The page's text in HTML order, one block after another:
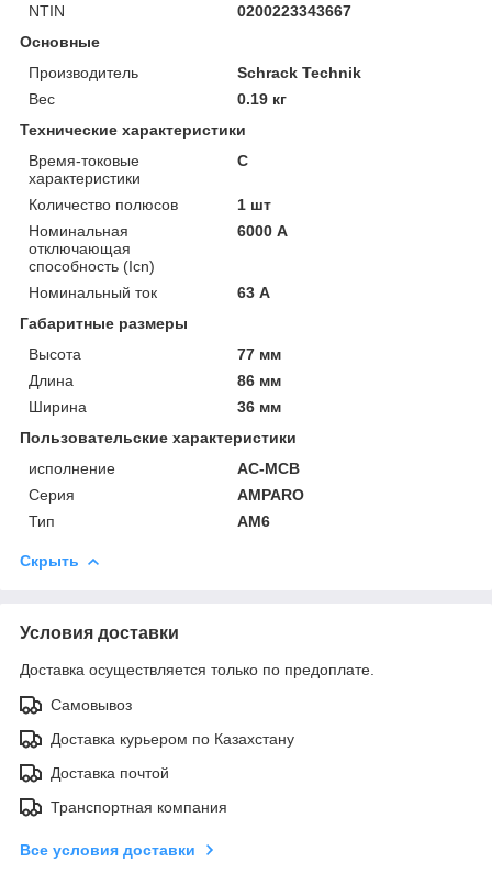
NTIN
0200223343667
Основные
Производитель
Schrack Technik
Вес
0.19 кг
Технические характеристики
Время-токовые
характеристики
C
Количество полюсов
1 шт
Номинальная
отключающая
способность (Icn)
6000 А
Номинальный ток
63 А
Габаритные размеры
Высота
77 мм
Длина
86 мм
Ширина
36 мм
Пользовательские характеристики
исполнение
AC-MCB
Серия
AMPARO
Тип
AM6
Скрыть
Условия доставки
Доставка осуществляется только по предоплате.
Самовывоз
Доставка курьером по Казахстану
Доставка почтой
Транспортная компания
Все условия доставки